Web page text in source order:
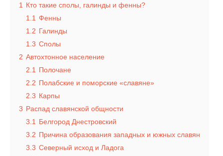
1
Кто такие сполы, галинды и фенны?
1.1 Фенны
1.2 Галинды
1.3 Сполы
2 Автохтонное население
2.1
Полочане
2.2 Полабские и поморские «славяне»
2.3 Карпы
3 Распад славянской общности
3.1
Белгород Днестровский
3.2 Причина образования западных и южных славян
3.3 Северный исход и Ладога